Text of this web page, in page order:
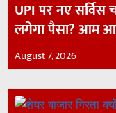
UPI पर नए सर्विस
लगेगा पैसा? आम
August 7, 2026